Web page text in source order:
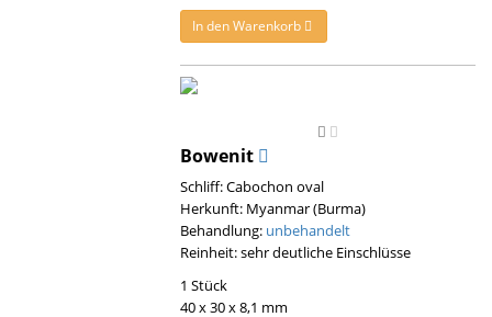
In den Warenkorb
Bowenit
Schliff: Cabochon oval
Herkunft: Myanmar (Burma)
Behandlung: unbehandelt
Reinheit: sehr deutliche Einschlüsse
1 Stück
40 x 30 x 8,1 mm